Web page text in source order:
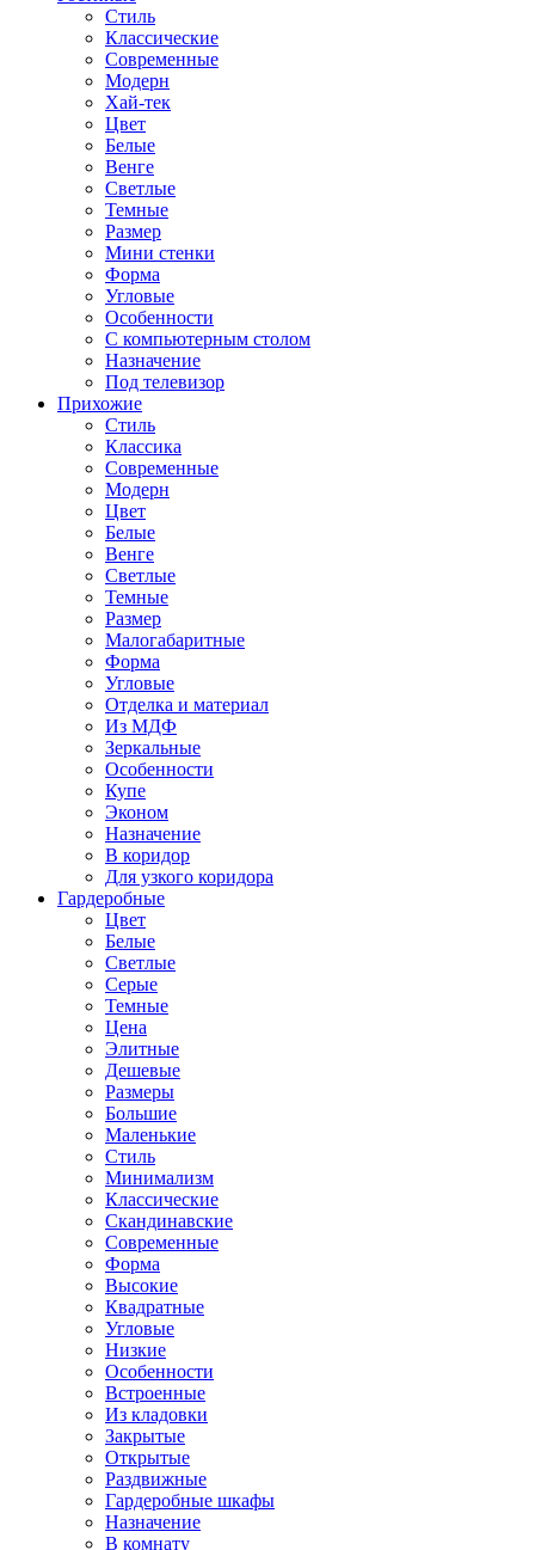
Стиль
Классические
Современные
Модерн
Хай-тек
Цвет
Белые
Венге
Светлые
Темные
Размер
Мини стенки
Форма
Угловые
Особенности
С компьютерным столом
Назначение
Под телевизор
Прихожие
Стиль
Классика
Современные
Модерн
Цвет
Белые
Венге
Светлые
Темные
Размер
Малогабаритные
Форма
Угловые
Отделка и материал
Из МДФ
Зеркальные
Особенности
Купе
Эконом
Назначение
В коридор
Для узкого коридора
Гардеробные
Цвет
Белые
Светлые
Серые
Темные
Цена
Элитные
Дешевые
Размеры
Большие
Маленькие
Стиль
Минимализм
Классические
Скандинавские
Современные
Форма
Высокие
Квадратные
Угловые
Низкие
Особенности
Встроенные
Из кладовки
Закрытые
Открытые
Раздвижные
Гардеробные шкафы
Назначение
В комнату